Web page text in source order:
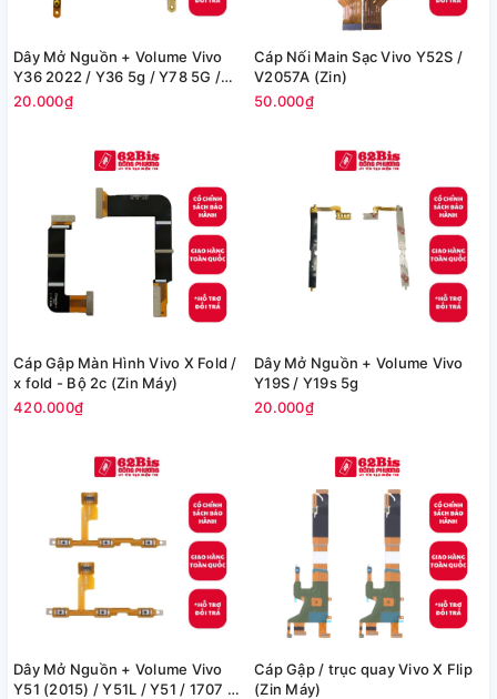
Dây Mở Nguồn + Volume Vivo
Y36 2022 / Y36 5g / Y78 5G /
Y35+ / Y27 / Y27S (Zin)
20.000₫
Cáp Nối Main Sạc Vivo Y52S /
V2057A (Zin)
50.000₫
Cáp Gập Màn Hình Vivo X Fold /
x fold - Bộ 2c (Zin Máy)
420.000₫
Dây Mở Nguồn + Volume Vivo
Y19S / Y19s 5g
20.000₫
Dây Mở Nguồn + Volume Vivo
Y51 (2015) / Y51L / Y51 / 1707 /
Cáp Gập / trục quay Vivo X Flip
(Zin Máy)